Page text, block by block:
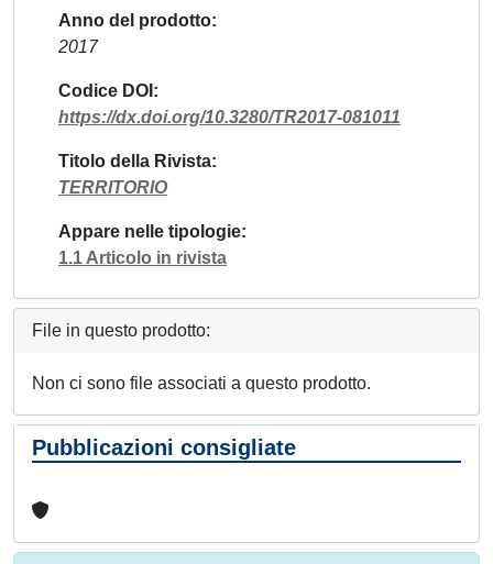
Anno del prodotto
2017
Codice DOI
https://dx.doi.org/10.3280/TR2017-081011
Titolo della Rivista
TERRITORIO
Appare nelle tipologie
1.1 Articolo in rivista
File in questo prodotto:
Non ci sono file associati a questo prodotto.
Pubblicazioni consigliate